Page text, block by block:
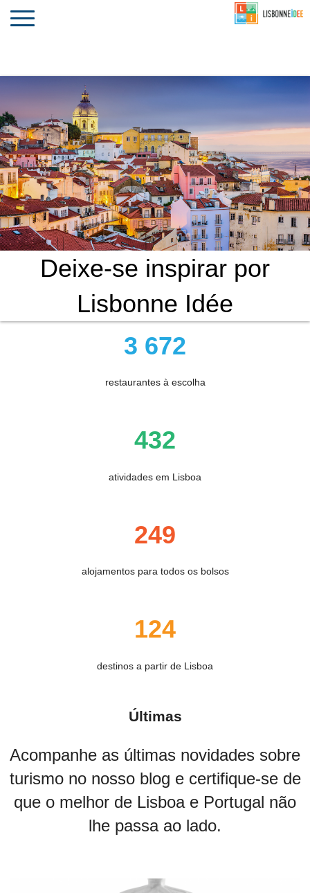
PORTUGAL
Toggle
navigation
Deixe-se inspirar por
Lisbonne Idée
3 672
restaurantes à escolha
432
atividades em Lisboa
249
alojamentos para todos os bolsos
124
destinos a partir de Lisboa
Últimas
Acompanhe as últimas novidades sobre
turismo no nosso blog e certifique-se de
que o melhor de Lisboa e Portugal não
lhe passa ao lado.